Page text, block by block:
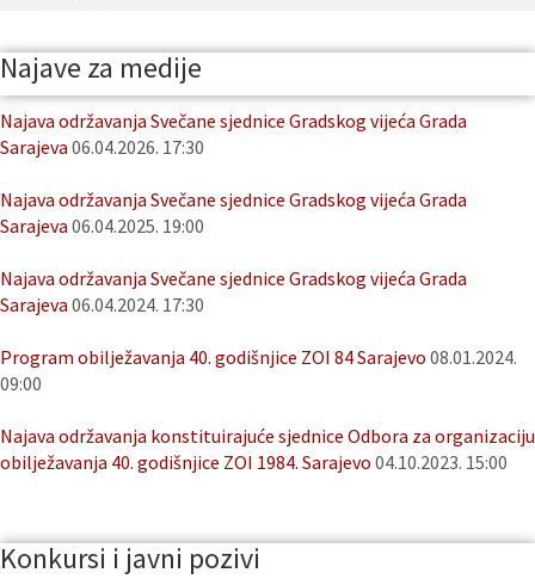
Najave za medije
Najava održavanja Svečane sjednice Gradskog vijeća Grada
Sarajeva 06.04.2026. 17:30
Najava održavanja Svečane sjednice Gradskog vijeća Grada
Sarajeva 06.04.2025. 19:00
Najava održavanja Svečane sjednice Gradskog vijeća Grada
Sarajeva 06.04.2024. 17:30
Program obilježavanja 40. godišnjice ZOI 84 Sarajevo 08.01.2024.
09:00
Najava održavanja konstituirajuće sjednice Odbora za organizaciju
obilježavanja 40. godišnjice ZOI 1984. Sarajevo 04.10.2023. 15:00
Konkursi i javni pozivi